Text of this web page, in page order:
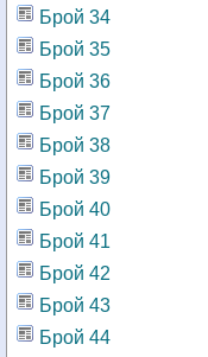
Брой 34
Брой 35
Брой 36
Брой 37
Брой 38
Брой 39
Брой 40
Брой 41
Брой 42
Брой 43
Брой 44